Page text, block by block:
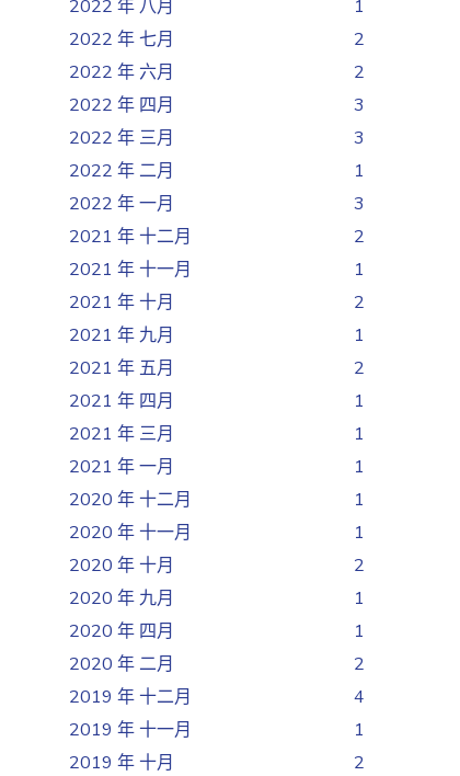
2022 年 八月
1
2022 年 七月
2
2022 年 六月
2
2022 年 四月
3
2022 年 三月
3
2022 年 二月
1
2022 年 一月
3
2021 年 十二月
2
2021 年 十一月
1
2021 年 十月
2
2021 年 九月
1
2021 年 五月
2
2021 年 四月
1
2021 年 三月
1
2021 年 一月
1
2020 年 十二月
1
2020 年 十一月
1
2020 年 十月
2
2020 年 九月
1
2020 年 四月
1
2020 年 二月
2
2019 年 十二月
4
2019 年 十一月
1
2019 年 十月
2